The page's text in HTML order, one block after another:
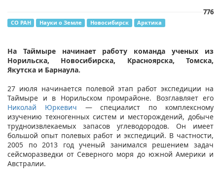
776
СО РАН Науки о Земле Новосибирск Арктика
На Таймыре начинает работу команда ученых из
Норильска, Новосибирска, Красноярска, Томска,
Якутска и Барнаула.
27 июля начинается полевой этап работ экспедиции на
Таймыре и в Норильском промрайоне. Возглавляет его
Николай Юркевич​ — специалист по комплексному
изучению техногенных систем и месторождений, добыче
трудноизвлекаемых запасов углеводородов. Он имеет
большой опыт полевых работ и экспедиций. В частности,
2005 по 2013 год ученый занимался решением задач
сейсморазведки от Северного моря до южной Америки и
Австралии.